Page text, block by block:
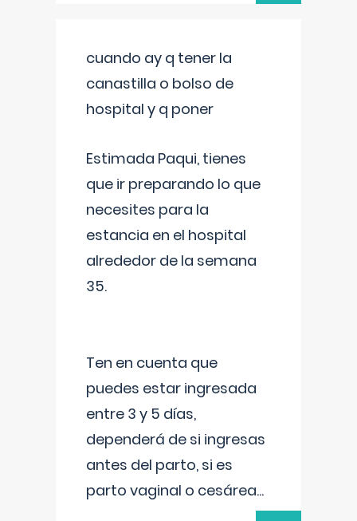
cuando ay q tener la
canastilla o bolso de
hospital y q poner
Estimada Paqui, tienes
que ir preparando lo que
necesites para la
estancia en el hospital
alrededor de la semana
35.
Ten en cuenta que
puedes estar ingresada
entre 3 y 5 días,
dependerá de si ingresas
antes del parto, si es
parto vaginal o cesárea...